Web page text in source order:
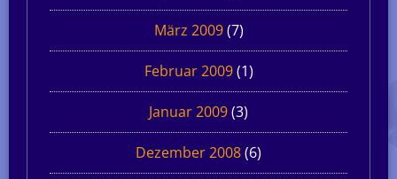
März 2009(7)
Februar 2009(1)
Januar 2009(3)
Dezember 2008(6)